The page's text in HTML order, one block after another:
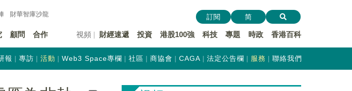
財華智庫沙龍
顧問 合作 視頻 財經速遞 投資 港股100強 科技 專題 時政 香港百科
訂閱 简
報 專訪 活動 Web3 Space專欄 社區 商協會 CAGA 法定公告欄 服務 聯絡我們